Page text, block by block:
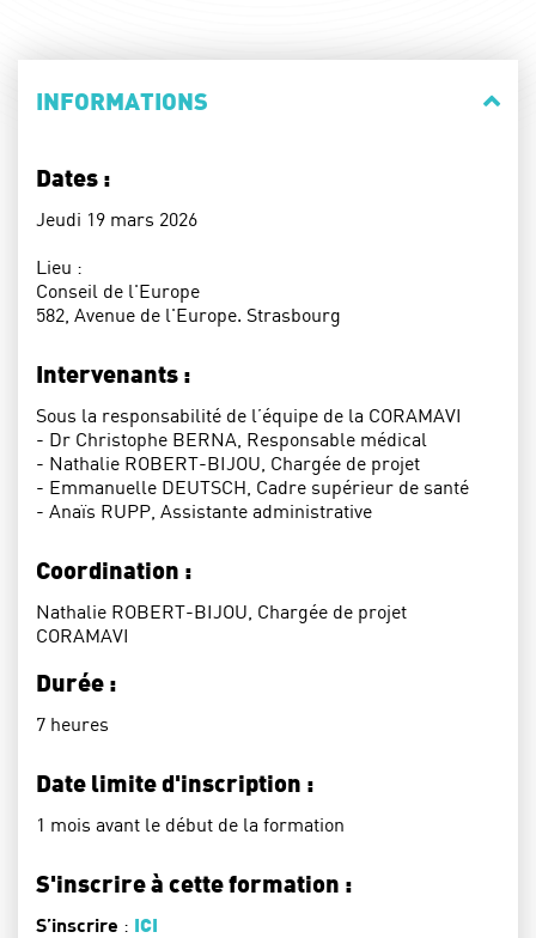
INFORMATIONS
Dates :
Jeudi 19 mars 2026
Lieu :
Conseil de l'Europe
582, Avenue de l'Europe. Strasbourg
Intervenants :
Sous la responsabilité de l’équipe de la CORAMAVI
- Dr Christophe BERNA, Responsable médical
- Nathalie ROBERT-BIJOU, Chargée de projet
- Emmanuelle DEUTSCH, Cadre supérieur de santé
- Anaïs RUPP, Assistante administrative
Coordination :
Nathalie ROBERT-BIJOU, Chargée de projet
CORAMAVI
Durée :
7 heures
Date limite d'inscription :
1 mois avant le début de la formation
S'inscrire à cette formation :
S’inscrire : ICI